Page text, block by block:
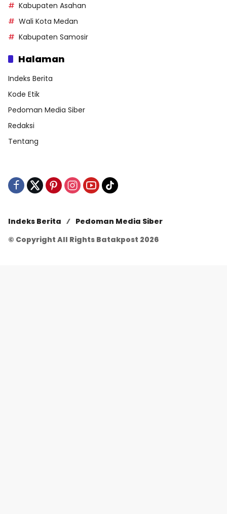
Kabupaten Asahan
Wali Kota Medan
Kabupaten Samosir
Halaman
Indeks Berita
Kode Etik
Pedoman Media Siber
Redaksi
Tentang
Indeks Berita
Pedoman Media Siber
© Copyright All Rights Batakpost 2026